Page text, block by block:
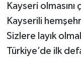
Kayseri
Kayserili
Sizlere layık
Türkiye’de ilk